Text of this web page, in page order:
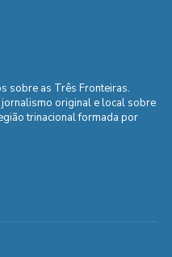
sobre as Três Fronteiras.
original e local sobre
trinacional formada por